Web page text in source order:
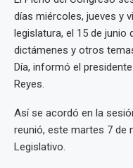
días miércoles, jueves y
legislatura, el 15 de junio
dictámenes y otros
Día, informó el
Reyes.
Así se acordó en la
reunió, este martes 7 de
Legislativo.